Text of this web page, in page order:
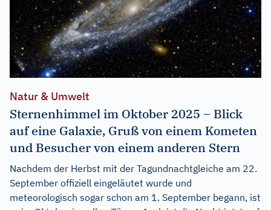
Natur & Umwelt
Sternenhimmel im Oktober 2025 – Blick
auf eine Galaxie, Gruß von einem Kometen
und Besucher von einem anderen Stern
Nachdem der Herbst mit der Tagundnachtgleiche am 22.
September offiziell eingeläutet wurde und
meteorologisch sogar schon am 1. September begann, ist